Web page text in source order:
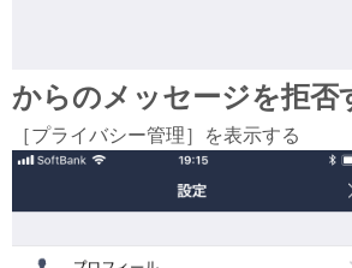
からのメッセージを拒否
［プライバシー管理］を表示する